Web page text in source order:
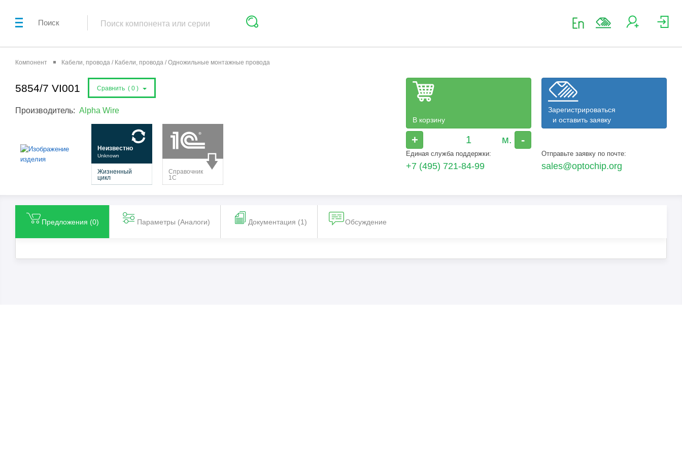
Поиск
Компонент Кабели, провода / Кабели, провода / Одножильные монтажные провода
5854/7 VI001 Сравнить ( 0 )
Производитель: Alpha Wire
В корзину
+ -
Зарегистрироваться
и оставить заявку
Единая служба поддержки:
+7 (495) 721-84-99
Отправьте заявку по почте:
sales@optochip.org
Предложения (0) Параметры (Aналоги) Документация (1) Обсуждение